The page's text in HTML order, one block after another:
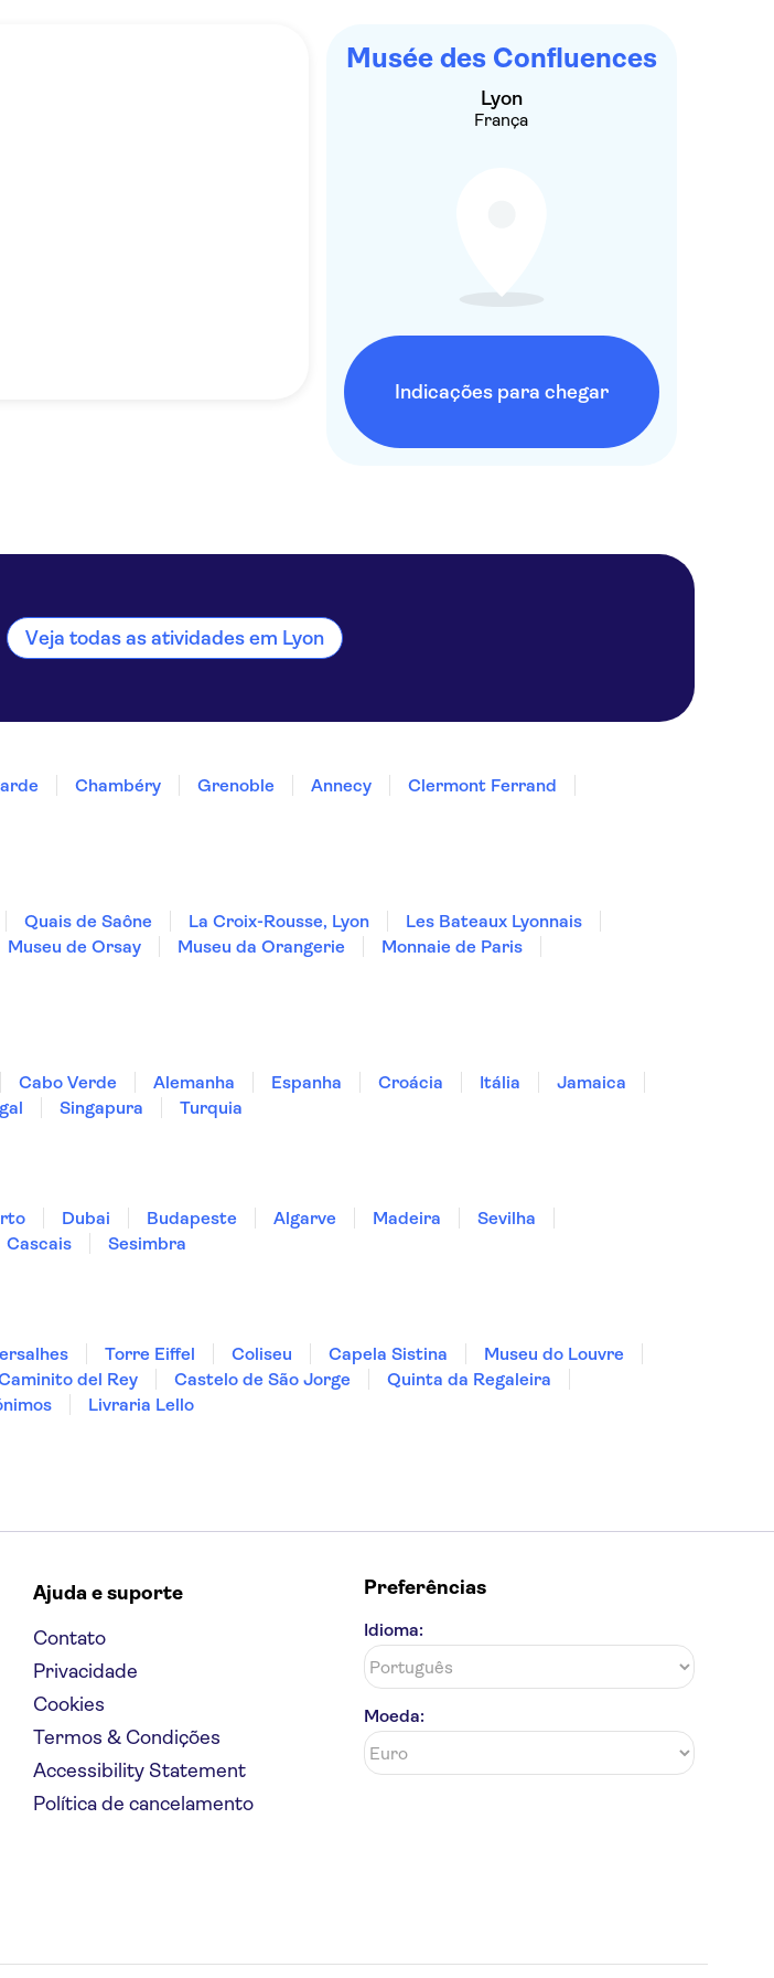
Musée des Confluences
Lyon
França
Indicações para chegar
Veja todas as atividades em Lyon
Chambéry Grenoble Annecy
Clermont Ferrand
Quais de Saône La Croix-Rousse, Lyon
Les Bateaux Lyonnais
Museu de Orsay Museu da Orangerie
Monnaie de Paris
Cabo Verde Alemanha Espanha Croácia Itália
Jamaica
Singapura
Turquia
Dubai Budapeste Algarve Madeira
Sevilha
Cascais
Sesimbra
Torre Eiffel Coliseu Capela Sistina
Museu do Louvre
del Rey Castelo de São Jorge
Quinta da Regaleira
Livraria Lello
Ajuda e suporte
Contato
Privacidade
Cookies
Termos & Condições
Accessibility Statement
Política de cancelamento
Preferências
Idioma:
Moeda: